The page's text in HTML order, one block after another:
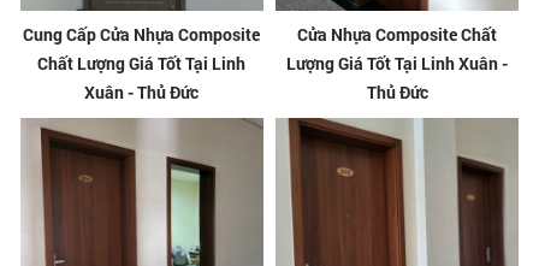
Cung Cấp Cửa Nhựa Composite
Chất Lượng Giá Tốt Tại Linh
Xuân - Thủ Đức
Cửa Nhựa Composite Chất
Lượng Giá Tốt Tại Linh Xuân -
Thủ Đức